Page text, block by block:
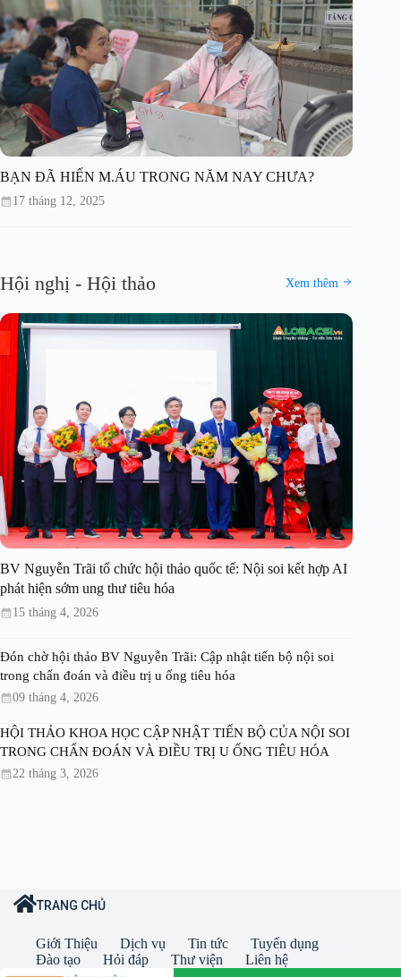
BẠN ĐÃ HIẾN M.ÁU TRONG NĂM NAY CHƯA?
17 tháng 12, 2025
Hội nghị - Hội thảo Xem thêm
BV Nguyễn Trãi tổ chức hội thảo quốc tế: Nội soi kết hợp AI
phát hiện sớm ung thư tiêu hóa
15 tháng 4, 2026
Đón chờ hội thảo BV Nguyễn Trãi: Cập nhật tiến bộ nội soi
trong chẩn đoán và điều trị u ống tiêu hóa
09 tháng 4, 2026
HỘI THẢO KHOA HỌC CẬP NHẬT TIẾN BỘ CỦA NỘI SOI
TRONG CHẨN ĐOÁN VÀ ĐIỀU TRỊ U ỐNG TIÊU HÓA
22 tháng 3, 2026
TRANG CHỦ
Giới Thiệu Dịch vụ Tin tức
Tuyển dụng
Đào tạo
Hỏi đáp Thư viện Liên hệ